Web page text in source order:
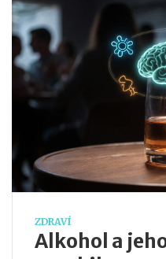
ZDRAVÍ
Alkohol a